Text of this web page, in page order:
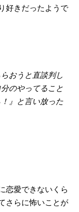
好きだったようで
おうと直談判し
のやってること
』と言い放った
恋愛できないくら
さらに怖いことが